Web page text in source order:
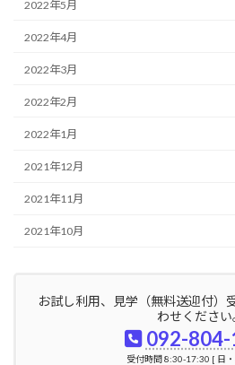
2022年5月
2022年4月
2022年3月
2022年2月
2022年1月
2021年12月
2021年11月
2021年10月
お試し利用、見学（無料送迎付
わせください
092-
受付時間 8:30-17:30 [ 日